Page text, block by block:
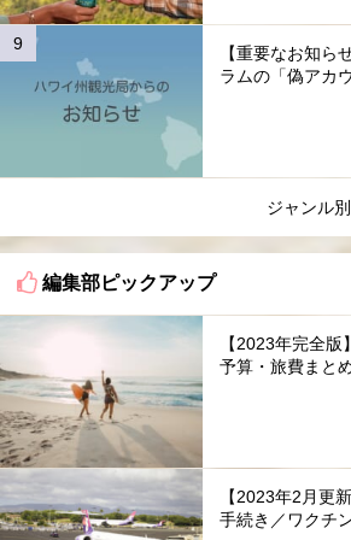
【重要なお知ら
ラムの「偽アカ
ジャンル
編集部ピックアップ
【2023年完全版
予算・旅費まと
【2023年2月更
手続き／ワクチ